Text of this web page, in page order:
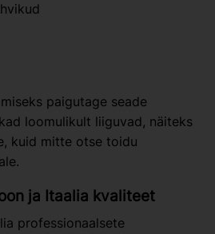
paigutage seade
loomulikult liiguvad, näiteks
kuid mitte otse toidu
ja Itaalia kvaliteet
professionaalsete